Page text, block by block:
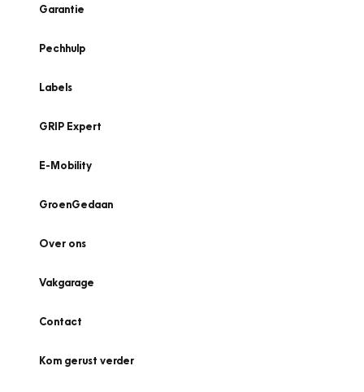
Garantie
Pechhulp
Labels
GRIP Expert
E-Mobility
GroenGedaan
Over ons
Vakgarage
Contact
Kom gerust verder